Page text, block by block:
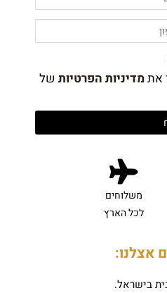
אתמדיניות הפרטיות של
משלוחים
לכל הארץ
אצלנו:
בישראל.